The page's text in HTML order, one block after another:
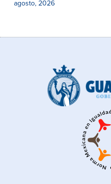
agosto, 2026